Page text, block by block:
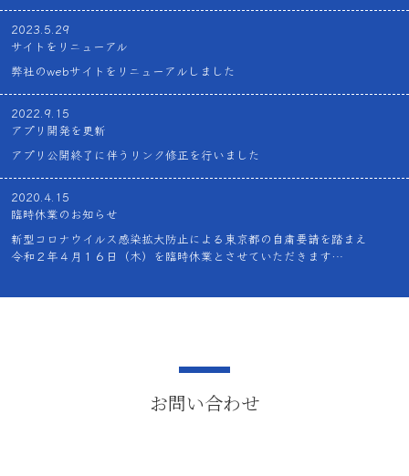
2023.5.29
サイトをリニューアル
弊社のwebサイトをリニューアルしました
2022.9.15
アプリ開発を更新
アプリ公開終了に伴うリンク修正を行いました
2020.4.15
臨時休業のお知らせ
新型コロナウイルス感染拡大防止による東京都の自粛要請を踏まえ
令和２年４月１６日（木）を臨時休業とさせていただきます
お問い合わせ